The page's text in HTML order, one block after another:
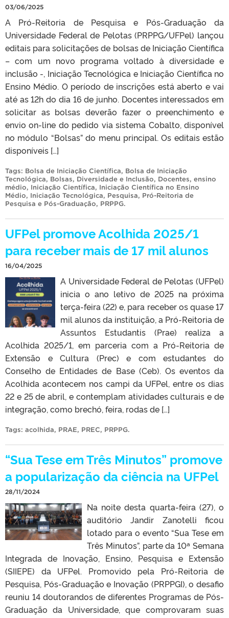
03/06/2025
A Pró-Reitoria de Pesquisa e Pós-Graduação da
Universidade Federal de Pelotas (PRPPG/UFPel) lançou
editais para solicitações de bolsas de Iniciação Científica
– com um novo programa voltado à diversidade e
inclusão -, Iniciação Tecnológica e Iniciação Científica no
Ensino Médio. O período de inscrições está aberto e vai
até as 12h do dia 16 de junho. Docentes interessados em
solicitar as bolsas deverão fazer o preenchimento e
envio on-line do pedido via sistema Cobalto, disponível
no módulo “Bolsas” do menu principal. Os editais estão
disponíveis […]
Tags: Bolsa de Iniciação Científica, Bolsa de Iniciação
Tecnológica, Bolsas, Diversidade e Inclusão, Docentes, ensino
médio, Iniciação Científica, Iniciação Científica no Ensino
Médio, Iniciação Tecnológica, Pesquisa, Pró-Reitoria de
Pesquisa e Pós-Graduação, PRPPG.
UFPel promove Acolhida 2025/1
para receber mais de 17 mil alunos
16/04/2025
A Universidade Federal de Pelotas (UFPel)
inicia o ano letivo de 2025 na próxima
terça-feira (22) e, para receber os quase 17
mil alunos da instituição, a Pró-Reitoria de
Assuntos Estudantis (Prae) realiza a
Acolhida 2025/1, em parceria com a Pró-Reitoria de
Extensão e Cultura (Prec) e com estudantes do
Conselho de Entidades de Base (Ceb). Os eventos da
Acolhida acontecem nos campi da UFPel, entre os dias
22 e 25 de abril, e contemplam atividades culturais e de
integração, como brechó, feira, rodas de […]
Tags: acolhida, PRAE, PREC, PRPPG.
“Sua Tese em Três Minutos” promove
a popularização da ciência na UFPel
28/11/2024
Na noite desta quarta-feira (27), o
auditório Jandir Zanotelli ficou
lotado para o evento “Sua Tese em
Três Minutos”, parte da 10ª Semana
Integrada de Inovação, Ensino, Pesquisa e Extensão
(SIIEPE) da UFPel. Promovido pela Pró-Reitoria de
Pesquisa, Pós-Graduação e Inovação (PRPPGI), o desafio
reuniu 14 doutorandos de diferentes Programas de Pós-
Graduação da Universidade, que comprovaram suas